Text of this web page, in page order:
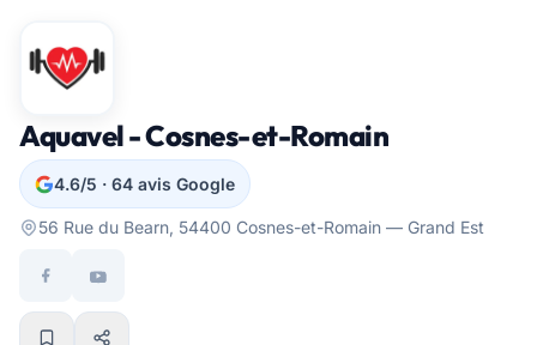
Aquavel - Cosnes-et-Romain
4.6/5 · 64 avis Google
56 Rue du Bearn, 54400 Cosnes-et-Romain — Grand Est